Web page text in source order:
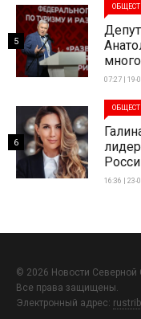
07:27 | 19-
5
16:36 | 23-
6
© 2026 Новости Северной
Все права защищены.
Электронный адрес: